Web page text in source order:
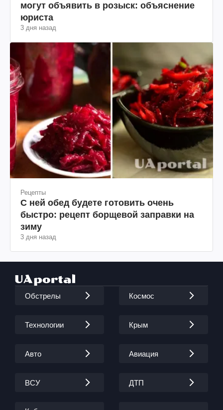
могут объявить в розыск: объяснение
юриста
3 дня назад
Рецепты
С ней обед будете готовить очень
быстро: рецепт борщевой заправки на
зиму
3 дня назад
Обстрелы Космос
Технологии Крым
Авто Авиация
ВСУ ДТП